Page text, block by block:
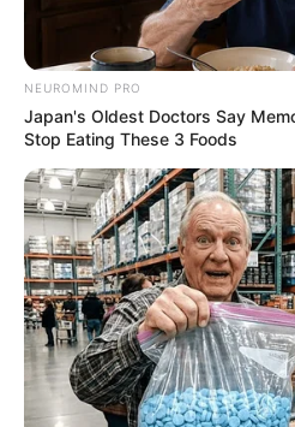
NEUROMIND PRO
Japan's Oldest Doctors Say
Stop Eating These 3 Foods